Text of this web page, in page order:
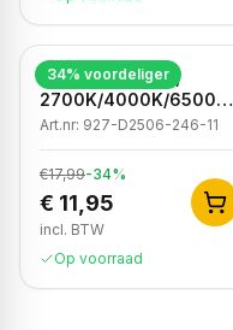
34% voordeliger
LED Inbouwspot,
2700K/4000K/6500K,
Dimbaar, Wit, IP44
Art.nr: 927-D2506-246-11
€17,99-34%
€ 11,95
incl. BTW
Op voorraad